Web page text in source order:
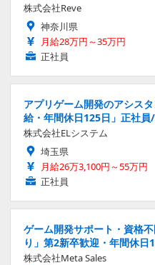
株式会社Reve
神奈川県
月給28万円～35万円
正社員
アプリゲーム開発のアシス
給・年間休日125日」正社員
株式会社ELシステム
埼玉県
月給26万3,100円～55万円
正社員
ゲーム開発サポート・資格
り」第2新卒歓迎・年間休日
株式会社Meta Sales